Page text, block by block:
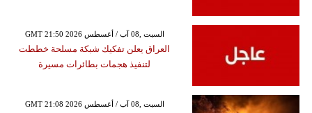
GMT 21:50 2026 السبت ,08 آب / أغسطس
العراق يعلن تفكيك شبكة مسلحة خططت
لتنفيذ هجمات بطائرات مسيرة
GMT 21:08 2026 السبت ,08 آب / أغسطس